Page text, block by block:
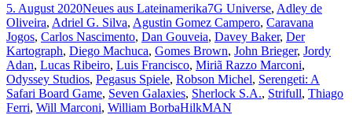
5. August 2020Neues aus Lateinamerika7G Universe, Adley de
Oliveira, Adriel G. Silva, Agustin Gomez Campero, Caravana
Jogos, Carlos Nascimento, Dan Gouveia, Davey Baker, Der
Kartograph, Diego Machuca, Gomes Brown, John Brieger, Jordy
Adan, Lucas Ribeiro, Luis Francisco, Miriã Razzo Marconi,
Odyssey Studios, Pegasus Spiele, Robson Michel, Serengeti: A
Safari Board Game, Seven Galaxies, Sherlock S.A., Strifull, Thiago
Ferri, Will Marconi, William BorbaHilkMAN